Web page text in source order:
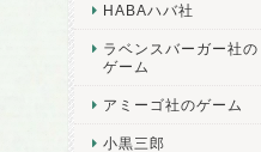
HABAハバ社
ラベンスバーガー社の
ゲーム
アミーゴ社のゲーム
小黒三郎